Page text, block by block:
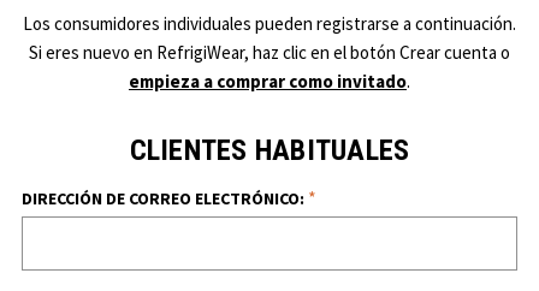
Los consumidores individuales pueden registrarse a continuación.
Si eres nuevo en RefrigiWear, haz clic en el botón Crear cuenta o
empieza a comprar como invitado.
CLIENTES HABITUALES
DIRECCIÓN DE CORREO ELECTRÓNICO: *